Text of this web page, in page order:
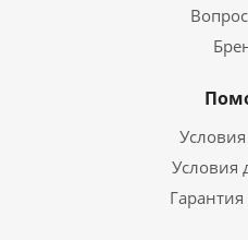
Условия